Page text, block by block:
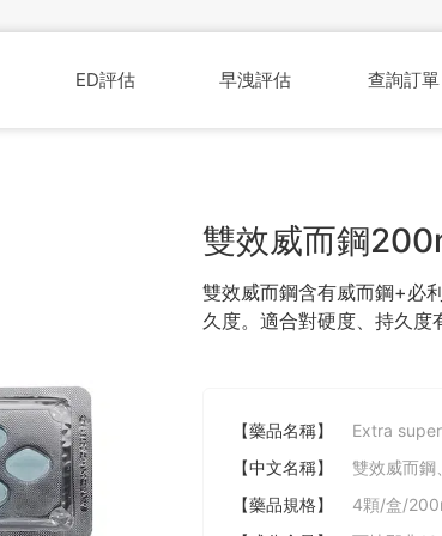
ED評估 早洩評估 查詢訂單
雙效威而鋼
雙效威而鋼含有威而鋼+必
久度。適合對硬度、持久度
【藥品名稱】
Extra
【中文名稱】
雙效威而鋼
【藥品規格】
4顆/盒/